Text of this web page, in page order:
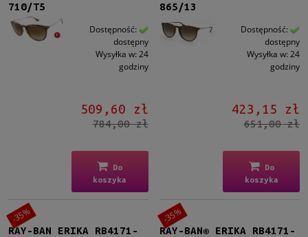
710/T5
Dostępność:
dostępny
Wysyłka w: 24
godziny
509,60 zł
784,00 zł
Do
koszyka
865/13
Dostępność:
dostępny
Wysyłka w: 24
godziny
423,15 zł
651,00 zł
Do
koszyka
RAY-BAN ERIKA RB4171-
-35%
RAY-BAN® ERIKA RB4171-
-35%